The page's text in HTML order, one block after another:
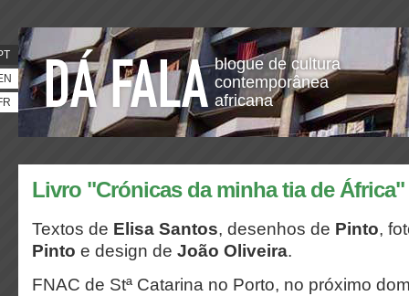
blogue de cultura
contemporânea
africana
Livro "Crónicas da minha tia de
Textos de Elisa Santos, desenhos de Pinto,
Pinto e design de João Oliveira.
FNAC de Stª Catarina no Porto, no próximo